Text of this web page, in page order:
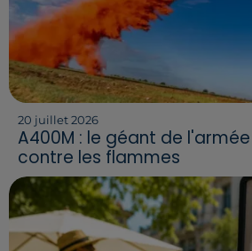
20 juillet 2026
A400M : le géant de
contre les flammes